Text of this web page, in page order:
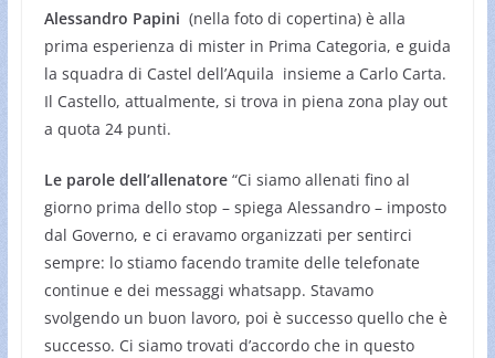
Alessandro Papini (nella foto di copertina) è alla
prima esperienza di mister in Prima Categoria, e guida
la squadra di Castel dell’Aquila insieme a Carlo Carta.
Il Castello, attualmente, si trova in piena zona play out
a quota 24 punti.
Le parole dell’allenatore“Ci siamo allenati fino al
giorno prima dello stop – spiega Alessandro – imposto
dal Governo, e ci eravamo organizzati per sentirci
sempre: lo stiamo facendo tramite delle telefonate
continue e dei messaggi whatsapp. Stavamo
svolgendo un buon lavoro, poi è successo quello che è
successo. Ci siamo trovati d’accordo che in questo